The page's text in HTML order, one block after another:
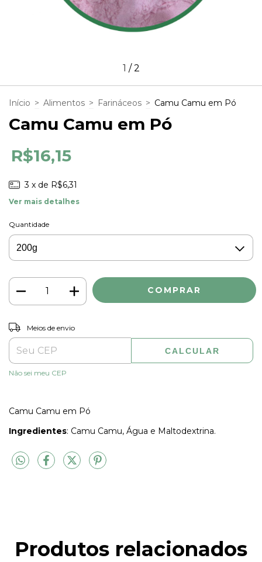
1 /2
Início > Alimentos > Farináceos > Camu Camu em Pó
Camu Camu em Pó
R$16,15
3 x de R$6,31
Ver mais detalhes
Quantidade
Entregas para o CEP:
Meios de envio
CALCULAR
Não sei meu CEP
Camu Camu em Pó
Ingredientes: Camu Camu, Água e Maltodextrina.
Produtos relacionados